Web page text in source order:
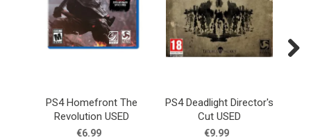
PS4 Homefront The
Revolution USED
€6.99
PS4 Deadlight Director's
Cut USED
€9.99